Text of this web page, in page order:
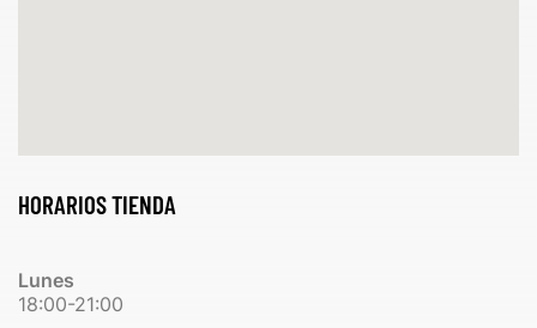
HORARIOS TIENDA
Lunes
18:00-21:00